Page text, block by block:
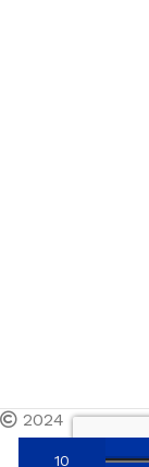
2024